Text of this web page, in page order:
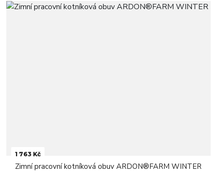
1 763 Kč
Zimní pracovní kotníková obuv ARDON®FARM WINTER